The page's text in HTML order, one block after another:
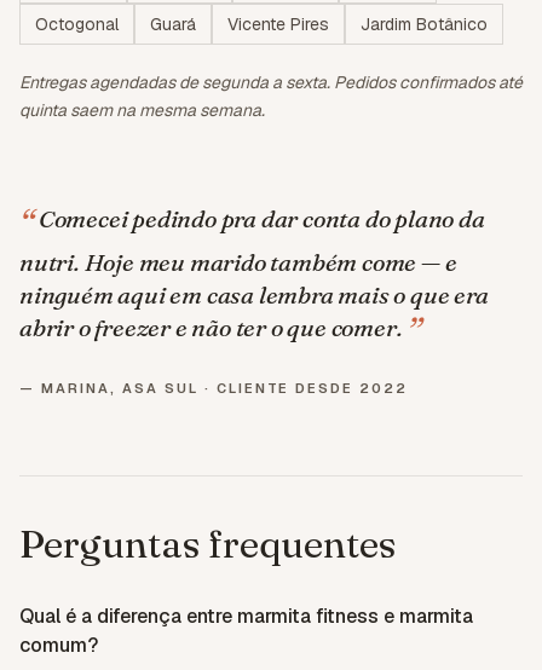
Octogonal Guará Vicente Pires Jardim Botânico
Entregas agendadas de segunda a sexta. Pedidos confirmados até
quinta saem na mesma semana.
“ Comecei pedindo pra dar conta do plano da
nutri. Hoje meu marido também come — e
ninguém aqui em casa lembra mais o que era
abrir o freezer e não ter o que comer. ”
— MARINA, ASA SUL · CLIENTE DESDE 2022
Perguntas frequentes
Qual é a diferença entre marmita fitness e marmita
comum?